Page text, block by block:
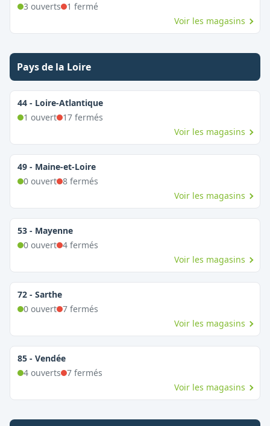
3 ouverts 1 fermé
Voir les magasins
Pays de la Loire
44 - Loire-Atlantique
1 ouvert 17fermés
Voir les magasins
49 - Maine-et-Loire
0ouvert 8fermés
Voir les magasins
53 - Mayenne
0ouvert 4fermés
Voir les magasins
72 - Sarthe
0ouvert 7fermés
Voir les magasins
85 - Vendée
4ouverts 7fermés
Voir les magasins